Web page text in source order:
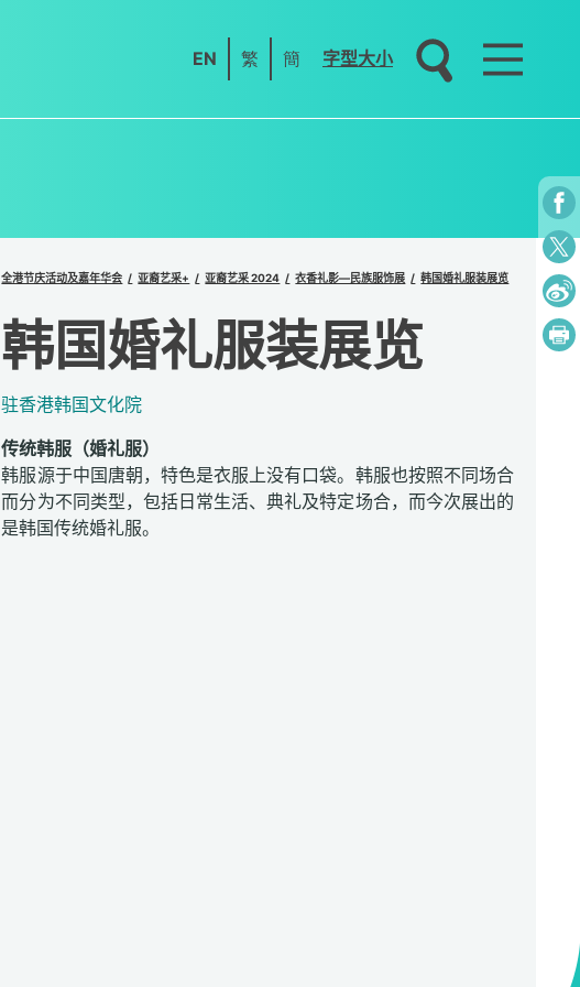
EN 繁 簡 字型大小
全港节庆活动及嘉年华会 亚裔艺采+ 亚裔艺采 2024 衣香礼影—民族服饰展 韩国婚礼服装展览
韩国婚礼服装展览
驻香港韩国文化院
传统韩服（婚礼服）
韩服源于中国唐朝，特色是衣服上没有口袋。韩服也按照不同场合
而分为不同类型，包括日常生活、典礼及特定场合，而今次展出的
是韩国传统婚礼服。